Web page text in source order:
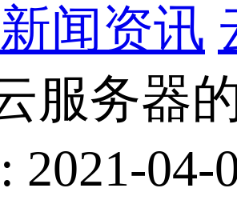
新闻资讯
服务器
2021-04-